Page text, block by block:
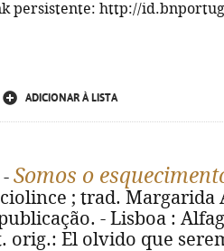
persistente: http://
ADICIONAR À LISTA
- Somos o
; trad. Margarida
- Lisboa :
orig.: El olvido que